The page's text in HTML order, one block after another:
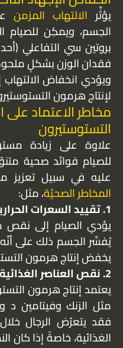
يؤثِّرالالتهاب المزمن
الجسم، ويمكِن
بروتين سي التفاعلي
فقدان الوزن بشكلٍ
ويؤدي انخفاض الالتهاب
لإنتاج هرمون
مخاطر الاعتماد
التستوستيرون
علاوة على زيادة
للصيام فوائد صحية
عليه في سبيل تعزيز
المخاطر الصحيّة، مثل:
1. تقييد السعرات الحرارية
يؤدي الصيام إلى نقص
يُفسِّر الجسم ذلك على أنّه
يخفض إنتاج هرمون
2. نقص العناصر الغذائية
يعتمد إنتاج هرمون
مثل الزنك وفيتامين د
فقد يتعرّض الرجال
الغذائية، خاصةً إذا كان